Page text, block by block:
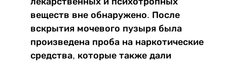
веществ вне обнаружено. После
вскрытия мочевого пузыря была
произведена проба на наркотические
средства, которые также дали